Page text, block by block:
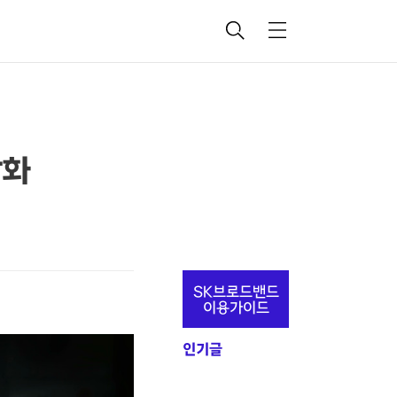
검
메
추
정
보
SK브로드밴드
이용가이드
인기글